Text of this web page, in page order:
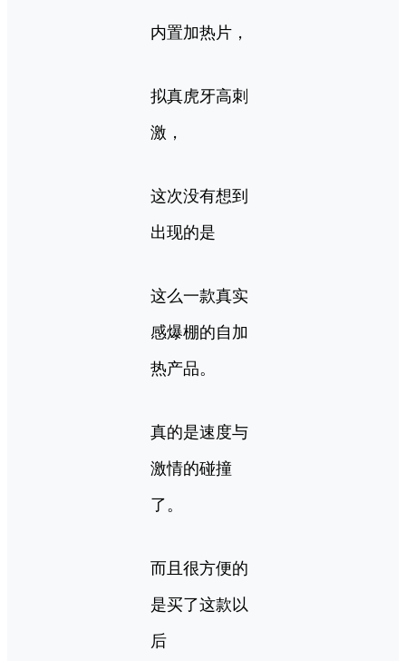
内置加热片，
拟真虎牙高刺
激，
这次没有想到
出现的是
这么一款真实
感爆棚的自加
热产品。
真的是速度与
激情的碰撞
了。
而且很方便的
是买了这款以
后